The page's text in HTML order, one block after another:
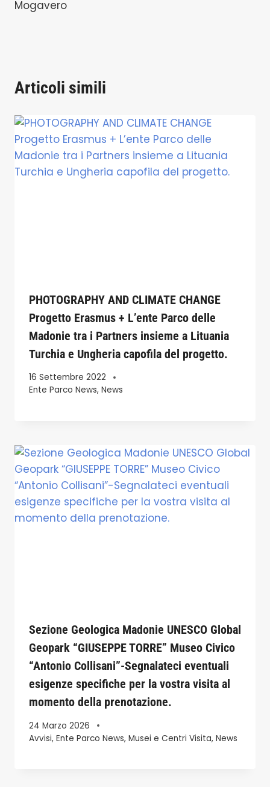
Mogavero
Articoli simili
PHOTOGRAPHY AND CLIMATE CHANGE
Progetto Erasmus + L’ente Parco delle
Madonie tra i Partners insieme a Lituania
Turchia e Ungheria capofila del progetto.
16 Settembre 2022
Ente Parco News, News
Sezione Geologica Madonie UNESCO Global
Geopark “GIUSEPPE TORRE” Museo Civico
“Antonio Collisani”-Segnalateci eventuali
esigenze specifiche per la vostra visita al
momento della prenotazione.
24 Marzo 2026
Avvisi, Ente Parco News, Musei e Centri Visita, News